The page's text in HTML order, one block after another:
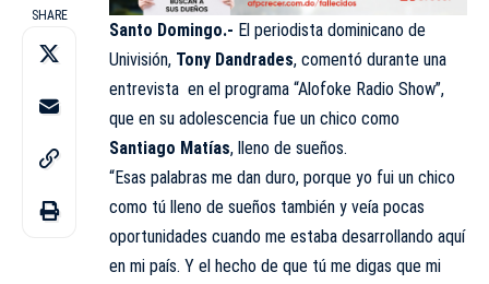
SHARE
Santo Domingo.- El periodista dominicano de
Univisión, Tony Dandrades, comentó durante una
entrevista en el programa “Alofoke Radio Show”,
que en su adolescencia fue un chico como
Santiago Matías, lleno de sueños.
“Esas palabras me dan duro, porque yo fui un chico
como tú lleno de sueños también y veía pocas
oportunidades cuando me estaba desarrollando aquí
en mi país. Y el hecho de que tú me digas que mi